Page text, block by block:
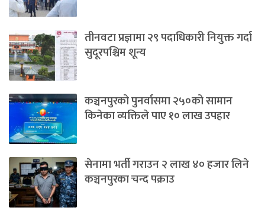
तीनवटा प्रज्ञामा २९ पदाधिकारी नियुक्त गर्दा
सुदूरपश्चिम शून्य
कञ्चनपुरको पुनर्वासमा २५०को सामान
किनेका व्यक्तिले पाए १० लाख उपहार
सेनामा भर्ती गराउन २ लाख ४० हजार लिने
कञ्चनपुरका चन्द पक्राउ